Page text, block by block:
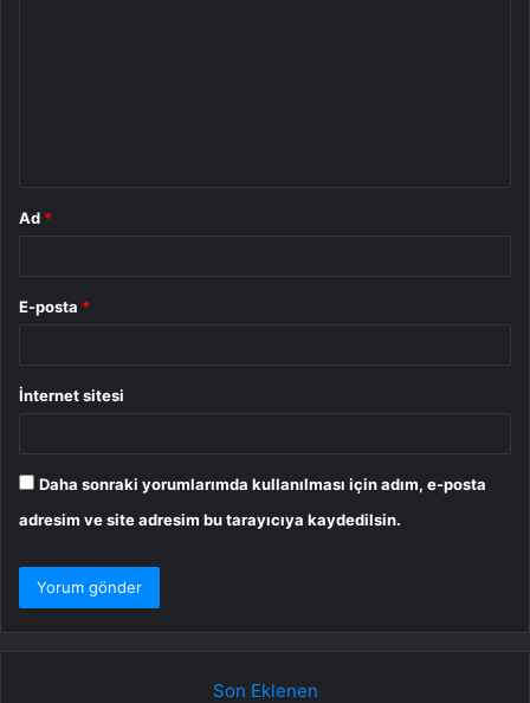
Ad *
E-posta *
İnternet sitesi
Daha sonraki yorumlarımda kullanılması için adım, e-posta
adresim ve site adresim bu tarayıcıya kaydedilsin.
Son Eklenen